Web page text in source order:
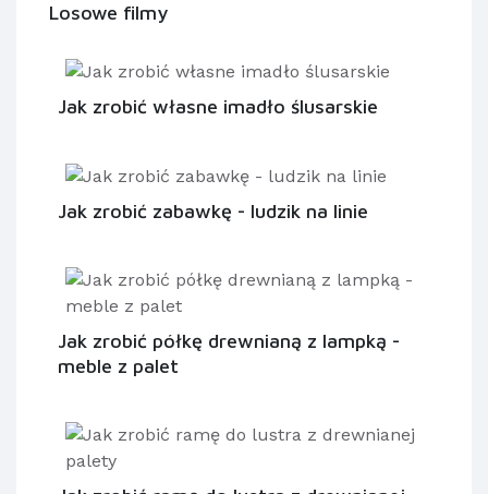
Losowe filmy
Jak zrobić własne imadło ślusarskie
Jak zrobić zabawkę - ludzik na linie
Jak zrobić półkę drewnianą z lampką -
meble z palet